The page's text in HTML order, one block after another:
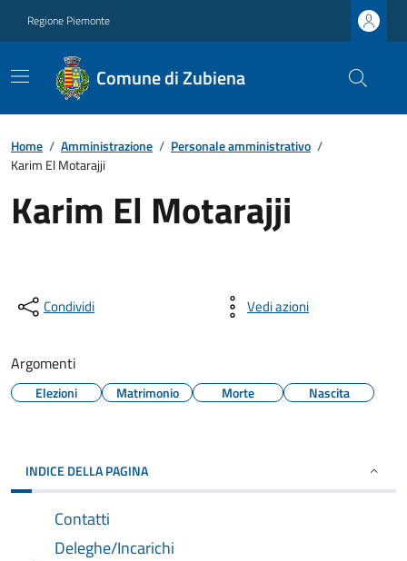
Regione Piemonte
Comune di Zubiena
Home / Amministrazione / Personale amministrativo /
Karim El Motarajji
Karim El Motarajji
Condividi Vedi azioni
Argomenti
Elezioni Matrimonio Morte Nascita
INDICE DELLA PAGINA
Contatti
Deleghe/Incarichi